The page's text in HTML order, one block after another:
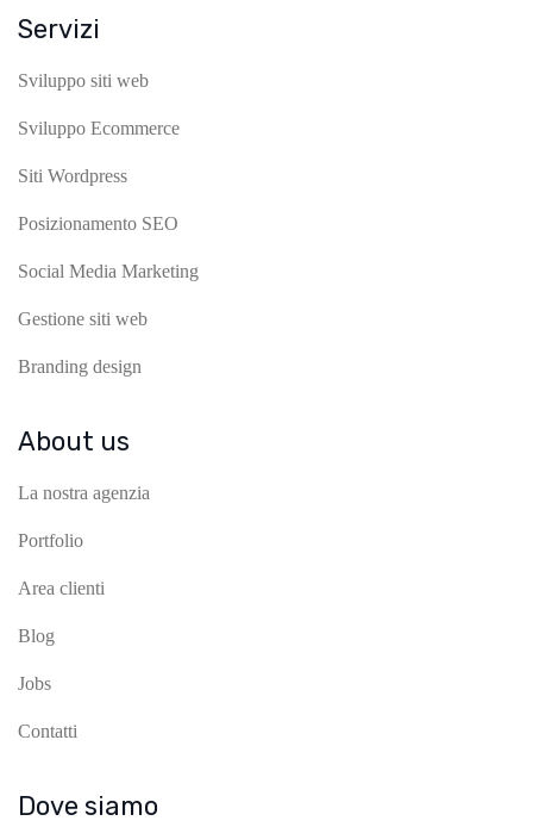
Servizi
Sviluppo siti web
Sviluppo Ecommerce
Siti Wordpress
Posizionamento SEO
Social Media Marketing
Gestione siti web
Branding design
About us
La nostra agenzia
Portfolio
Area clienti
Blog
Jobs
Contatti
Dove siamo